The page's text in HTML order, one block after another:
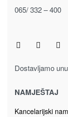
065/ 332 – 400
Dostavljamo
NAMJEŠTAJ
Kancelarijski